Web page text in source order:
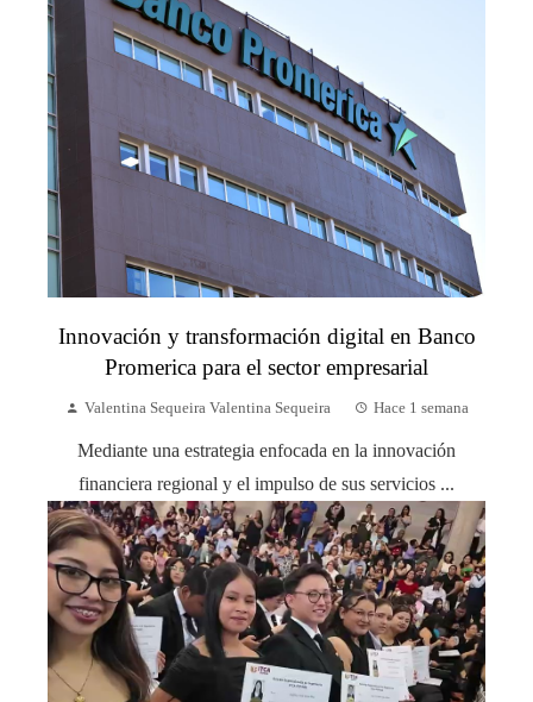
Innovación y transformación digital en Banco
Promerica para el sector empresarial
Valentina Sequeira Valentina Sequeira Hace 1 semana
Mediante una estrategia enfocada en la innovación
financiera regional y el impulso de sus servicios ...